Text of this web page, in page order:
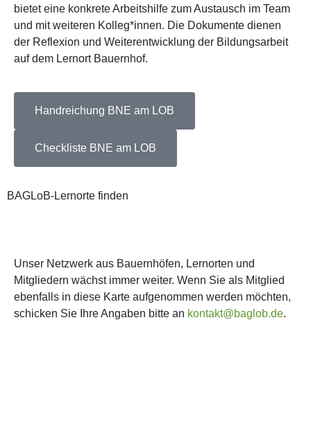
bietet eine konkrete Arbeitshilfe zum Austausch im Team
und mit weiteren Kolleg*innen. Die Dokumente dienen
der Reflexion und Weiterentwicklung der Bildungsarbeit
auf dem Lernort Bauernhof.
Handreichung BNE am LOB
Checkliste BNE am LOB
BAGLoB-Lernorte finden
Unser Netzwerk aus Bauernhöfen, Lernorten und
Mitgliedern wächst immer weiter. Wenn Sie als Mitglied
ebenfalls in diese Karte aufgenommen werden möchten,
schicken Sie Ihre Angaben bitte an kontakt@baglob.de.